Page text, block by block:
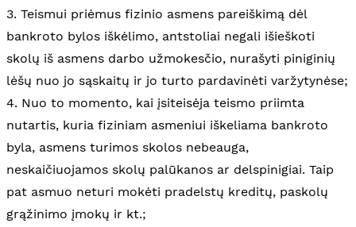
3. Teismui priėmus fizinio asmens pareiškimą dėl
bankroto bylos iškėlimo, antstoliai negali išieškoti
skolų iš asmens darbo užmokesčio, nurašyti piniginių
lėšų nuo jo sąskaitų ir jo turto pardavinėti varžytynėse;
4. Nuo to momento, kai įsiteisėja teismo priimta
nutartis, kuria fiziniam asmeniui iškeliama bankroto
byla, asmens turimos skolos nebeauga,
neskaičiuojamos skolų palūkanos ar delspinigiai. Taip
pat asmuo neturi mokėti pradelstų kreditų, paskolų
grąžinimo įmokų ir kt.;